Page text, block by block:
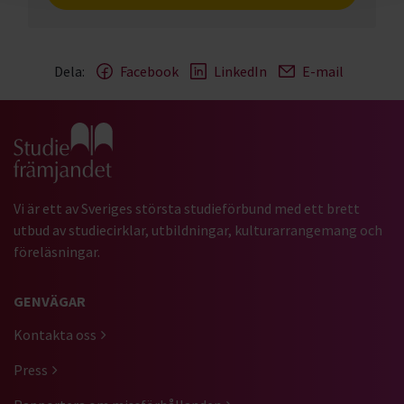
Dela: Facebook LinkedIn E-mail
Gå till studiefrämjandets startsida
Vi är ett av Sveriges största studieförbund med ett brett
utbud av studiecirklar, utbildningar, kulturarrangemang och
föreläsningar.
GENVÄGAR
Kontakta oss
Press